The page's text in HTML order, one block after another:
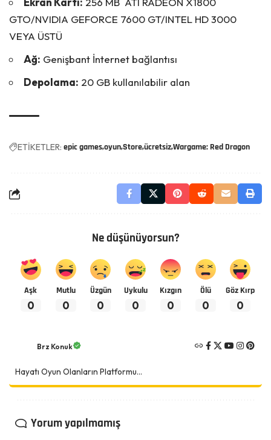
GTO/NVIDIA GEFORCE 7600 GT/INTEL HD 3000
VEYA ÜSTÜ
Ağ: Genişbant İnternet bağlantısı
Depolama: 20 GB kullanılabilir alan
ETİKETLER: epic gamesoyunStoreücretsizWargame: Red Dragon
Ne düşünüyorsun?
Aşk
0
Mutlu
0
Üzgün
0
Uykulu
0
Kızgın
0
Ölü
0
Göz Kırp
0
Brz Konuk
Hayatı Oyun Olanların Platformu...
Yorum yapılmamış